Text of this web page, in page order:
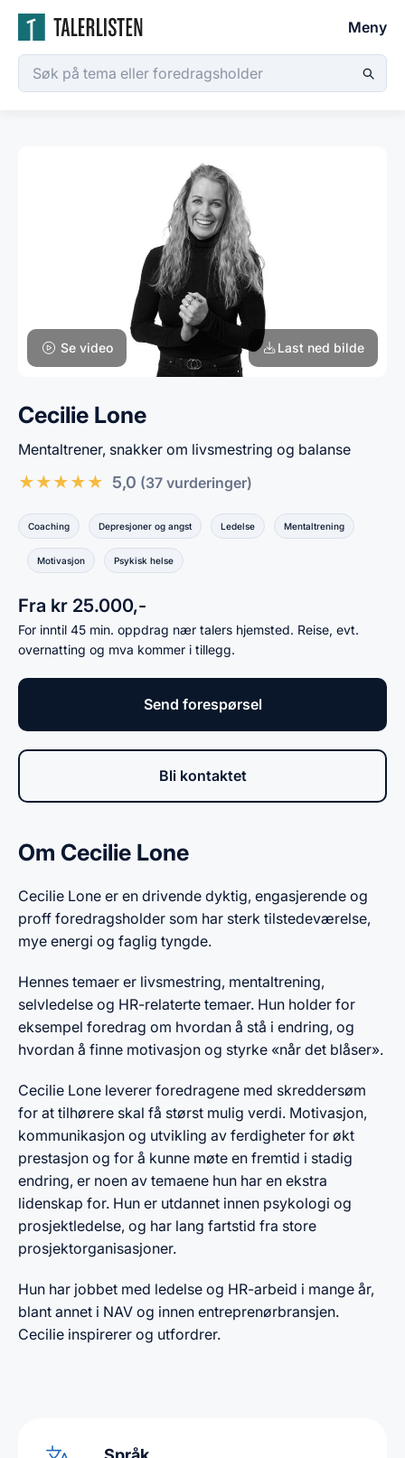
Meny
Last ned bilde
Se video
Cecilie Lone
Mentaltrener, snakker om livsmestring og balanse
★★★★★ 5,0 (37 vurderinger)
Coaching Depresjoner og angst Ledelse Mentaltrening
Motivasjon Psykisk helse
Fra kr 25.000,-
For inntil 45 min. oppdrag nær talers hjemsted. Reise, evt.
overnatting og mva kommer i tillegg.
Send forespørsel
Bli kontaktet
Om Cecilie Lone
Cecilie Lone er en drivende dyktig, engasjerende og
proff foredragsholder som har sterk tilstedeværelse,
mye energi og faglig tyngde.
Hennes temaer er livsmestring, mentaltrening,
selvledelse og HR-relaterte temaer. Hun holder for
eksempel foredrag om hvordan å stå i endring, og
hvordan å finne motivasjon og styrke «når det blåser».
Cecilie Lone leverer foredragene med skreddersøm
for at tilhørere skal få størst mulig verdi. Motivasjon,
kommunikasjon og utvikling av ferdigheter for økt
prestasjon og for å kunne møte en fremtid i stadig
endring, er noen av temaene hun har en ekstra
lidenskap for. Hun er utdannet innen psykologi og
prosjektledelse, og har lang fartstid fra store
prosjektorganisasjoner.
Hun har jobbet med ledelse og HR-arbeid i mange år,
blant annet i NAV og innen entreprenørbransjen.
Cecilie inspirerer og utfordrer.